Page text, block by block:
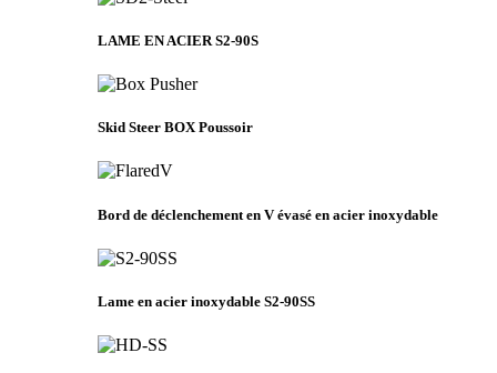
LAME EN ACIER S2-90S
Skid Steer BOX Poussoir
Bord de déclenchement en V évasé en acier inoxydable
Lame en acier inoxydable S2-90SS